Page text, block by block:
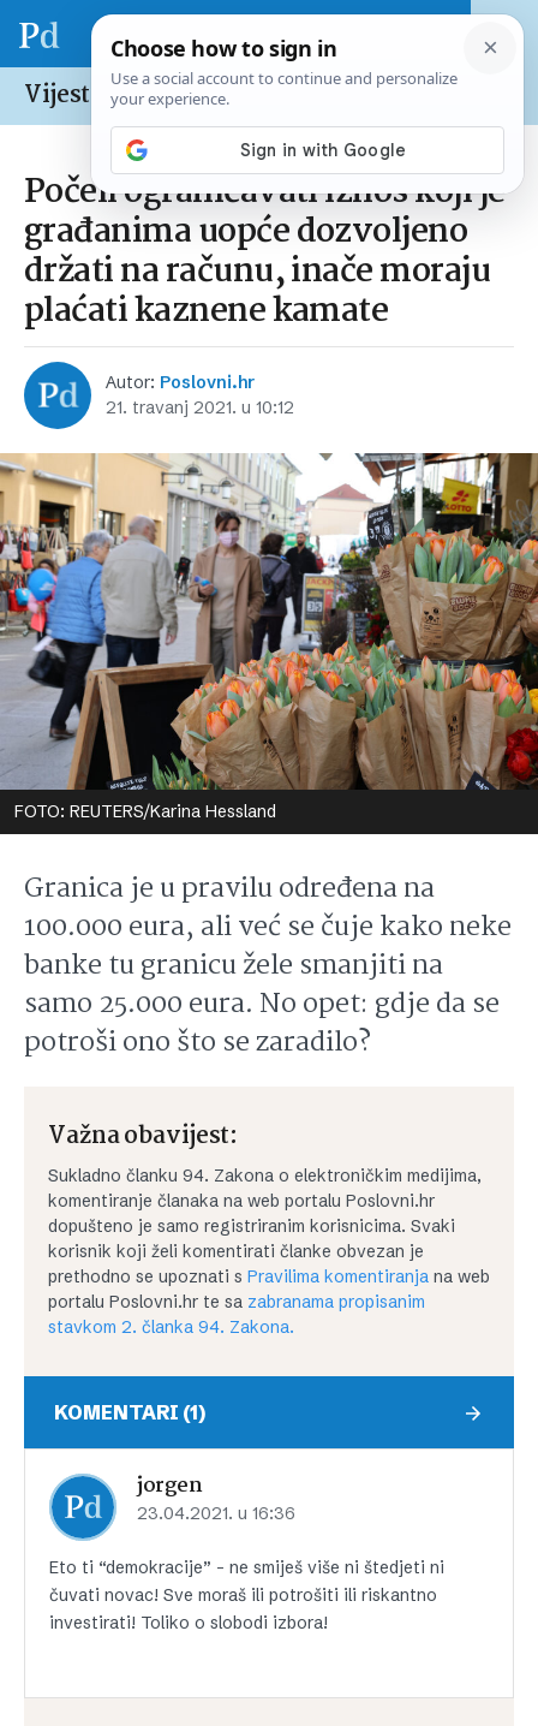
Vijesti /Europska unija
Počeli ograničavati iznos koji je
građanima uopće dozvoljeno
držati na računu, inače moraju
plaćati kaznene kamate
Autor: Poslovni.hr
21. travanj 2021. u 10:12
FOTO: REUTERS/Karina Hessland
Granica je u pravilu određena na
100.000 eura, ali već se čuje kako neke
banke tu granicu žele smanjiti na
samo 25.000 eura. No opet: gdje da se
potroši ono što se zaradilo?
Važna obavijest:
Sukladno članku 94. Zakona o elektroničkim medijima,
komentiranje članaka na web portalu Poslovni.hr
dopušteno je samo registriranim korisnicima. Svaki
korisnik koji želi komentirati članke obvezan je
prethodno se upoznati s Pravilima komentiranja na web
portalu Poslovni.hr te sa zabranama propisanim
stavkom 2. članka 94. Zakona.
KOMENTARI (1)
jorgen
23.04.2021. u 16:36
Eto ti “demokracije” – ne smiješ više ni štedjeti ni
čuvati novac! Sve moraš ili potrošiti ili riskantno
investirati! Toliko o slobodi izbora!